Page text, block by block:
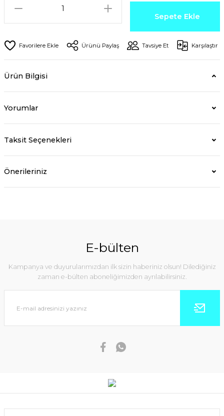
Sepete Ekle
Ürünü Paylaş Tavsiye Et Karşılaştır
Ürün Bilgisi
Yorumlar
Taksit Seçenekleri
Önerileriniz
E-bülten
Kampanya ve duyurularımızdan ilk sizin haberiniz olsun! Dilediğiniz
zaman e-bülten aboneliğimizden ayrılabilirsiniz.